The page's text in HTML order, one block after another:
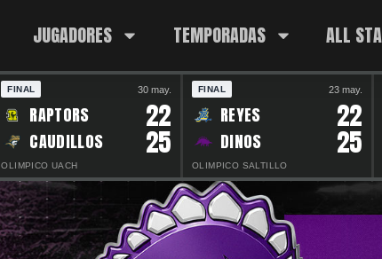
JUGADORES TEMPORADAS ALL
FINAL 30 may.
RAPTORS 22
CAUDILLOS 25
OLIMPICO UACH
FINAL 23 may.
REYES 22
DINOS 25
OLIMPICO SALTILLO